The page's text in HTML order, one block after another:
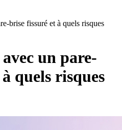
brise fissuré et à quels risques
un pare-
quels risques